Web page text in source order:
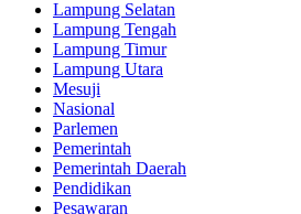
Lampung Selatan
Lampung Tengah
Lampung Timur
Lampung Utara
Mesuji
Nasional
Parlemen
Pemerintah
Pemerintah Daerah
Pendidikan
Pesawaran